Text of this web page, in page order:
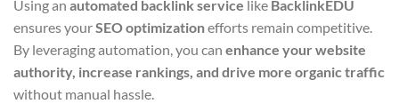
Using an automated backlink service like BacklinkEDU
ensures yourSEO optimizationefforts remain competitive.
By leveraging automation, you can enhance your website
authority, increase rankings, and drive more organic traffic
without manual hassle.